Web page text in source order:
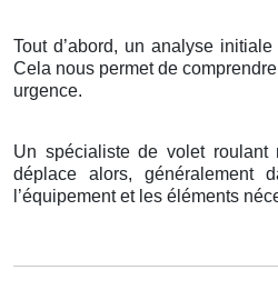
Tout d’abord, un analyse
Cela nous permet de
urgence.
Un spécialiste de volet roulant
déplace alors, généralement
l’équipement et les éléments